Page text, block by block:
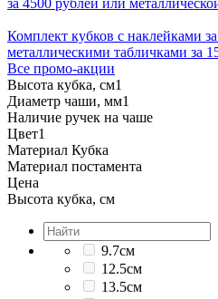
Комплект кубков с наклейками
металлическими табличками за
Все промо-акции
Высота кубка, см1
Диаметр чаши, мм1
Наличие ручек на чаше
Цвет1
Материал Кубка
Материал постамента
Цена
Высота кубка, см
9.7см
12.5см
13.5см